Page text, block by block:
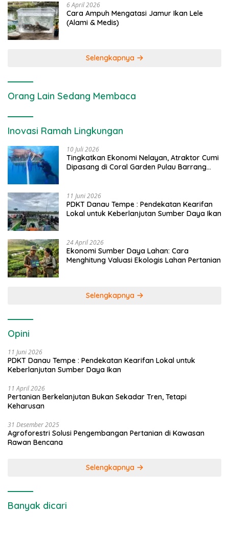
6 April 2026
Cara Ampuh Mengatasi Jamur Ikan Lele
(Alami & Medis)
Selengkapnya
Orang Lain Sedang Membaca
Inovasi Ramah Lingkungan
10 Juli 2026
Tingkatkan Ekonomi Nelayan, Atraktor Cumi
Dipasang di Coral Garden Pulau Barrang
11 Juni 2026
PDKT Danau Tempe : Pendekatan Kearifan
Lokal untuk Keberlanjutan Sumber Daya Ikan
24 April 2026
Ekonomi Sumber Daya Lahan: Cara
Menghitung Valuasi Ekologis Lahan Pertanian
Selengkapnya
Opini
11 Juni 2026
PDKT Danau Tempe : Pendekatan Kearifan Lokal untuk
Keberlanjutan Sumber Daya Ikan
11 April 2026
Pertanian Berkelanjutan Bukan Sekadar Tren, Tetapi
Keharusan
31 Desember 2025
Agroforestri Solusi Pengembangan Pertanian di Kawasan
Rawan Bencana
Selengkapnya
Banyak dicari